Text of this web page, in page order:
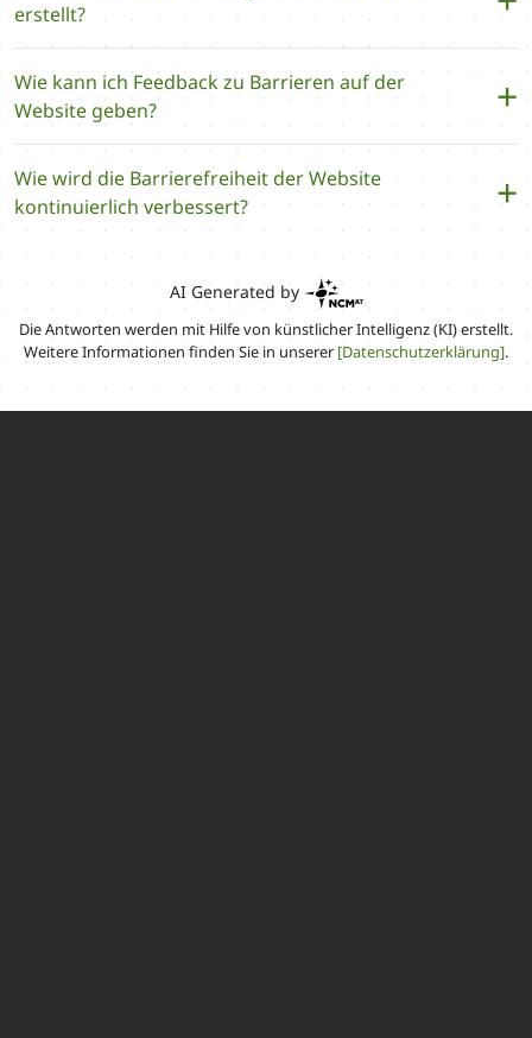
erstellt?
Wie kann ich Feedback zu Barrieren auf der
Website geben?
Wie wird die Barrierefreiheit der Website
kontinuierlich verbessert?
AI Generated by
Die Antworten werden mit Hilfe von künstlicher Intelligenz (KI) erstellt.
Weitere Informationen finden Sie in unserer [Datenschutzerklärung].